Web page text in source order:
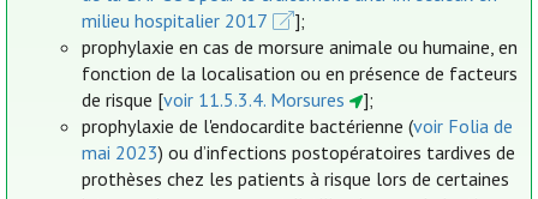
milieu hospitalier 2017
];
prophylaxie en cas de morsure animale ou humaine, en
fonction de la localisation ou en présence de facteurs
de risque [voir 11.5.3.4. Morsures
];
prophylaxie de l'endocardite bactérienne (voir Folia de
mai 2023) ou d’infections postopératoires tardives de
prothèses chez les patients à risque lors de certaines